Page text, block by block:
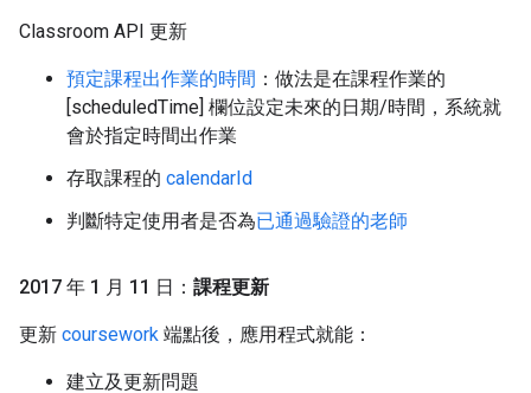
Classroom API 更新
預定課程出作業的時間 ：做法是在課程作業的
[scheduledTime] 欄位設定未來的日期/時間，系統就
會於指定時間出作業
存取課程的 calendarId
判斷特定使用者是否為已通過驗證的老師
2017 年 1 月 11 日： 課程更新
更新 coursework 端點後，應用程式就能：
建立及更新問題